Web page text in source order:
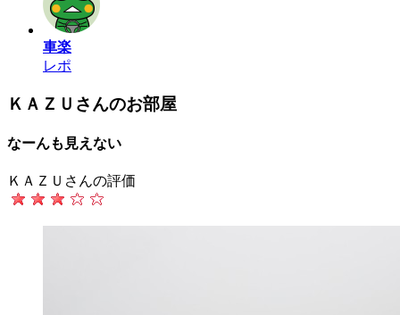
車楽
レポ
ＫＡＺＵさんのお部屋
なーんも見えない
ＫＡＺＵさんの評価